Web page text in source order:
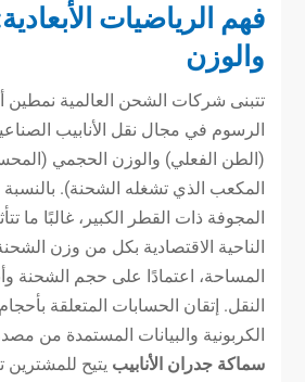
فهم الرياضيات
والوزن
تتبنى شركات الشحن العالمية نمطين
الرسوم في مجال نقل الأنابيب
(الطن الفعلي) والوزن الحجمي
المكعب الذي تشغله الشحنة). بالنسبة
المجوفة ذات القطر الكبير، غالبًا ما
الناحية الاقتصادية بكل من وزن
المساحة، اعتمادًا على حجم الشحنة
النقل. إتقان الحسابات المتعلقة بأحجام
الكربونية والبيانات المستمدة من
سماكة جدران الأنابيب يتيح